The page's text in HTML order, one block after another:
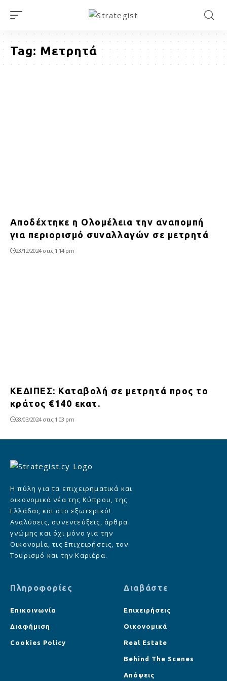
Tag: Μετρητά
Αποδέχτηκε η Ολομέλεια την αναπομπή
για περιορισμό συναλλαγών σε μετρητά
23/12/2024 στις 1:14 pm
ΚΕΔΙΠΕΣ: Καταβολή σε μετρητά προς το
κράτος €140 εκατ.
28/03/2024 στις 1:03 pm
Η πύλη για τα επιχειρηματικά και
οικονομικά νέα της Κύπρου, της
Ελλάδας και στο εξωτερικό!
Αναλύσεις, συνεντεύξεις, άρθρα
γνώμης και όχι μόνο για την
Οικονομία, τις Επιχειρήσεις, τον
Τουρισμό και την Καριέρα.
Πληροφορίες
Επικοινωνία
Διαφήμιση
Cookies Policy
Διαβάστε
Επιχειρήσεις
Οικονομικά
Real Estate
Behind The Scenes
Απόψεις